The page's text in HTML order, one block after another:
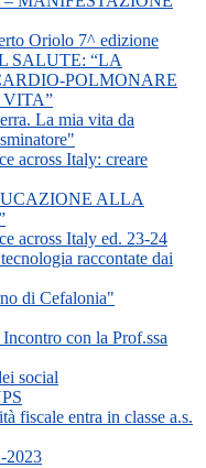
Oriolo 7^ edizione
SALUTE: “LA
POLMONARE
VITA”
La mia vita da
across Italy: creare
ALLA
across Italy ed. 23-24
raccontate dai
di Cefalonia"
con la Prof.ssa
social
fiscale entra in classe a.s.
2023